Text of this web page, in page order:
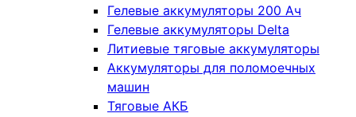
Гелевые аккумуляторы 200 Ач
Гелевые аккумуляторы Delta
Литиевые тяговые аккумуляторы
Аккумуляторы для поломоечных
машин
Тяговые АКБ